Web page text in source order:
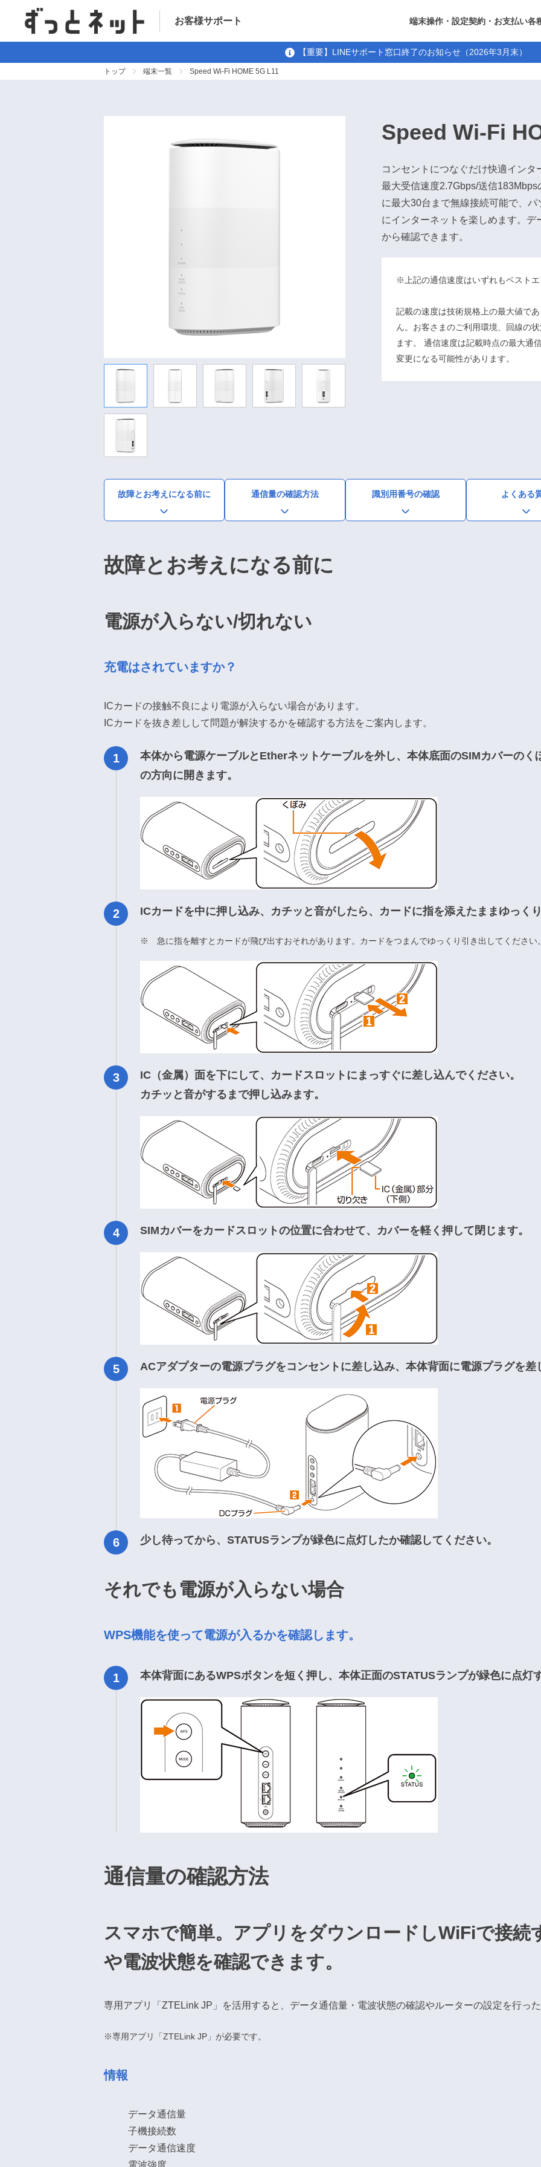
お客様サポート 端末操作・設定契約・お支払い各
【重要】LINEサポート窓口終了のお知らせ（2026年3月末）
トップ 端末一覧 Speed Wi-Fi HOME 5G L11
Speed Wi-Fi
コンセントにつなぐだけ快適イン
最大受信速度2.7Gbps/送信
に最大30台まで無線接続可能で、
にインターネットを楽しめます。デ
から確認できます。
※上記の通信速度はいずれもベストエ
記載の速度は技術規格上の最大値で
ん。お客さまのご利用環境、回線の
ます。 通信速度は記載時点の最大通
変更になる可能性があります。
故障とお考えになる前に 通信量の確認方法 識別用番号の確認 よくある
故障とお考えになる前に
電源が入らない/切れない
充電はされていますか？
ICカードの接触不良により電源が入らない場合があります。
ICカードを抜き差しして問題が解決するかを確認する方法をご案内します。
本体から電源ケーブルとEtherネットケーブルを外し、本体底面のSIMカバーのく
の方向に開きます。
ICカードを中に押し込み、カチッと音がしたら、カードに指を添えたままゆっく
※ 急に指を離すとカードが飛び出すおそれがあります。カードをつまんでゆっくり引き出してください。
IC（金属）面を下にして、カードスロットにまっすぐに差し込んでください。
カチッと音がするまで押し込みます。
SIMカバーをカードスロットの位置に合わせて、カバーを軽く押して閉じます。
ACアダプターの電源プラグをコンセントに差し込み、本体背面に電源プラグを差
少し待ってから、STATUSランプが緑色に点灯したか確認してください。
それでも電源が入らない場合
WPS機能を使って電源が入るかを確認します。
本体背面にあるWPSボタンを短く押し、本体正面のSTATUSランプが緑色に点灯
通信量の確認方法
スマホで簡単。アプリをダウンロードしWiFiで接続
や電波状態を確認できます。
専用アプリ「ZTELink JP」を活用すると、データ通信量・電波状態の確認やルーターの設定を行っ
※専用アプリ「ZTELink JP」が必要です。
情報
データ通信量
子機接続数
データ通信速度
電波強度